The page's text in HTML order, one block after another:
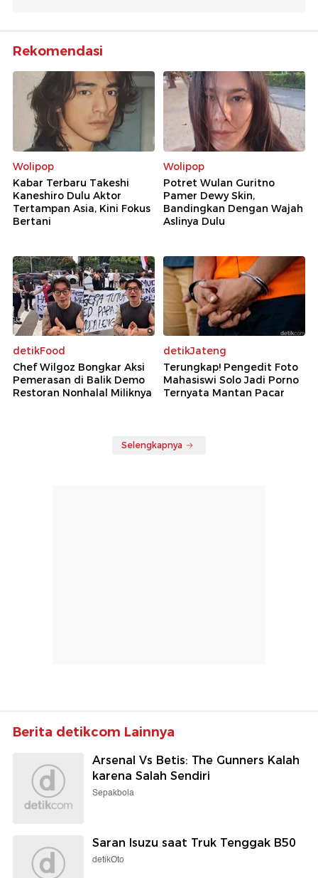
Rekomendasi
Wolipop
Kabar Terbaru Takeshi
Kaneshiro Dulu Aktor
Tertampan Asia, Kini Fokus
Bertani
Wolipop
Potret Wulan Guritno
Pamer Dewy Skin,
Bandingkan Dengan Wajah
Aslinya Dulu
detikFood
Chef Wilgoz Bongkar Aksi
Pemerasan di Balik Demo
Restoran Nonhalal Miliknya
detikJateng
Terungkap! Pengedit Foto
Mahasiswi Solo Jadi Porno
Ternyata Mantan Pacar
Selengkapnya
Berita detikcom Lainnya
Arsenal Vs Betis: The Gunners Kalah
karena Salah Sendiri
Sepakbola
Saran Isuzu saat Truk Tenggak B50
detikOto